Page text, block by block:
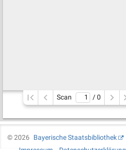
Scan / 0
©2026
Bayerische Staatsbibliothek